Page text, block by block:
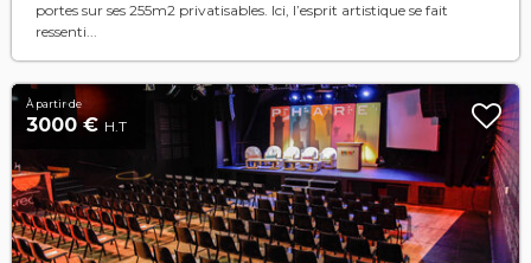
portes sur ses 255m2 privatisables. Ici, l’esprit artistique se fait
ressenti...
À partir de
3000 € H.T